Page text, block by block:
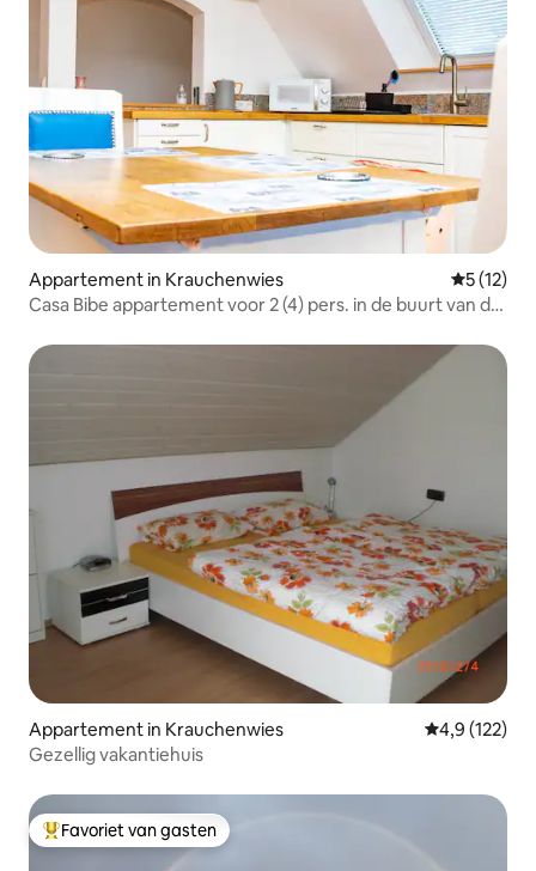
Appartement in Krauchenwies
5 (12)
Casa Bibe appartement voor 2 (4) pers. in de buurt van de
Appartement in Krauchenwies Gemiddelde
4,9 (122)
Gezellig vakantiehuis
Topfavoriet van gasten
Favoriet van gasten